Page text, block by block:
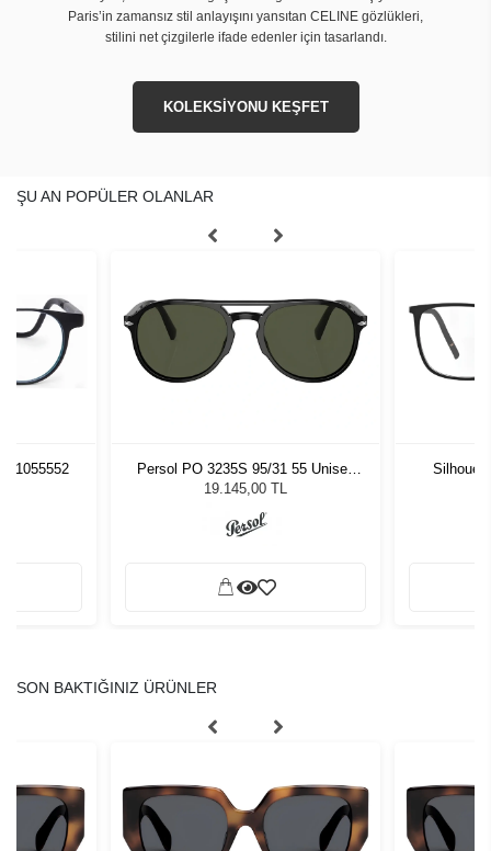
Paris’in zamansız stil anlayışını yansıtan CELINE gözlükleri,
stilini net çizgilerle ifade edenler için tasarlandı.
KOLEKSİYONU KEŞFET
ŞU AN POPÜLER OLANLAR
1055552
Persol PO 3235S 95/31 55 Unisex
Güneş Gözlüğü
19.145,00 TL
SON BAKTIĞINIZ ÜRÜNLER